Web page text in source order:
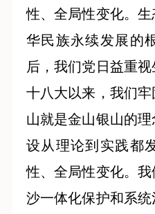
性、全局性变化。
华民族永续发展的
后，我们党日益重
十八大以来，我们
山就是金山银山的
设从理论到实践都
性、全局性变化。
沙一体化保护和系